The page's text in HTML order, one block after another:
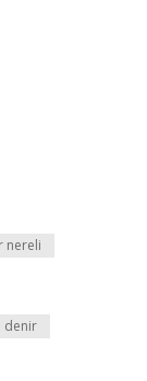
nereli
denir